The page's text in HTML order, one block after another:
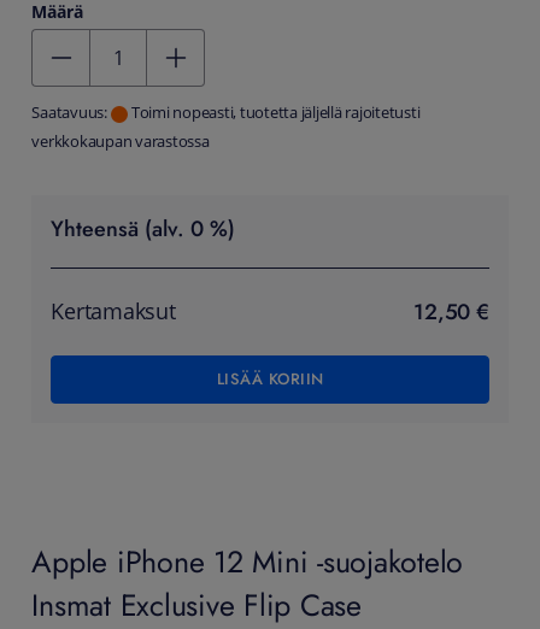
Määrä
Saatavuus:
Toimi nopeasti, tuotetta jäljellä rajoitetusti
verkkokaupan varastossa
Yhteensä (alv. 0 %)
Kertamaksut 12,50 €
LISÄÄ KORIIN
Apple iPhone 12 Mini -suojakotelo
Insmat Exclusive Flip Case